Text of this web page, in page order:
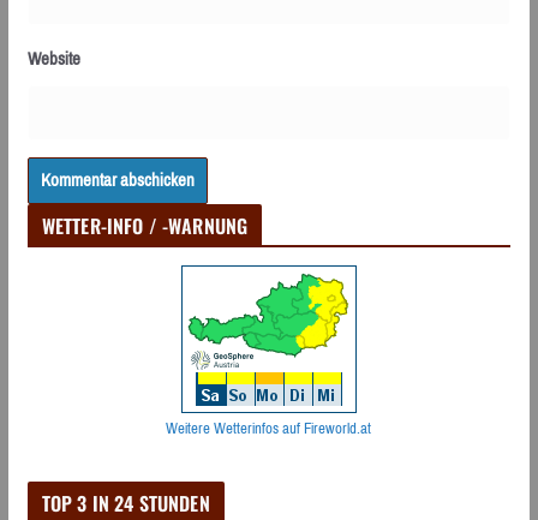
Website
WETTER-INFO / -WARNUNG
Weitere Wetterinfos auf Fireworld.at
TOP 3 IN 24 STUNDEN